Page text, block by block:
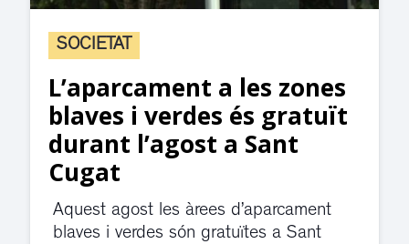
SOCIETAT
L’aparcament a les zones
blaves i verdes és gratuït
durant l’agost a Sant
Cugat
Aquest agost les àrees d’aparcament
blaves i verdes són gratuïtes a Sant